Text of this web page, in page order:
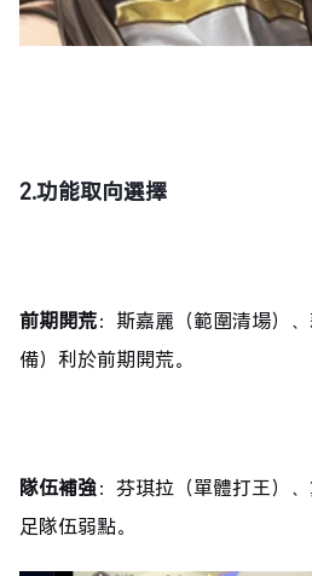
2.功能取向選擇
前期開荒：斯嘉麗（範圍清場）
備）利於前期開荒。
隊伍補強：芬琪拉（單體打王）
足隊伍弱點。